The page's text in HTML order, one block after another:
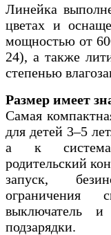
Линейка
цветах и
мощностью от
24), а также
степенью
Размер имеет
Самая
для детей 3–5
а к системам
родительский
запуск,
ограничения
выключатель
подзарядки.